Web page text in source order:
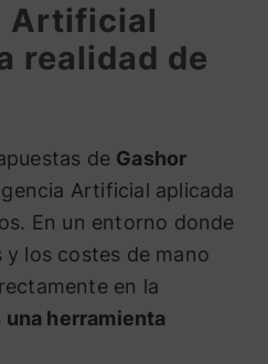
Artificial
realidad de
de Gashor
Artificial aplicada
En un entorno donde
los costes de mano
en la
una herramienta